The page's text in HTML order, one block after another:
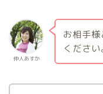
仲人あすか
お相手
ください